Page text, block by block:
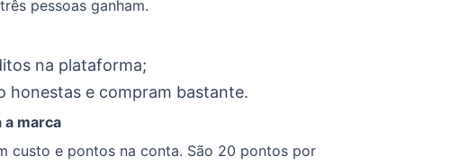
pessoas ganham.
na plataforma;
honestas e compram bastante.
a marca
custo e pontos na conta. São 20 pontos por